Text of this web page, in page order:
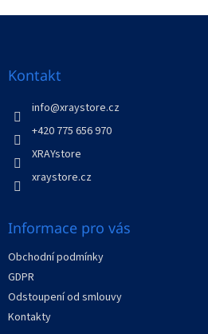
Kontakt
info@xraystore.cz
+420 775 656 970
XRAYstore
xraystore.cz
Informace pro vás
Obchodní podmínky
GDPR
Odstoupení od smlouvy
Kontakty